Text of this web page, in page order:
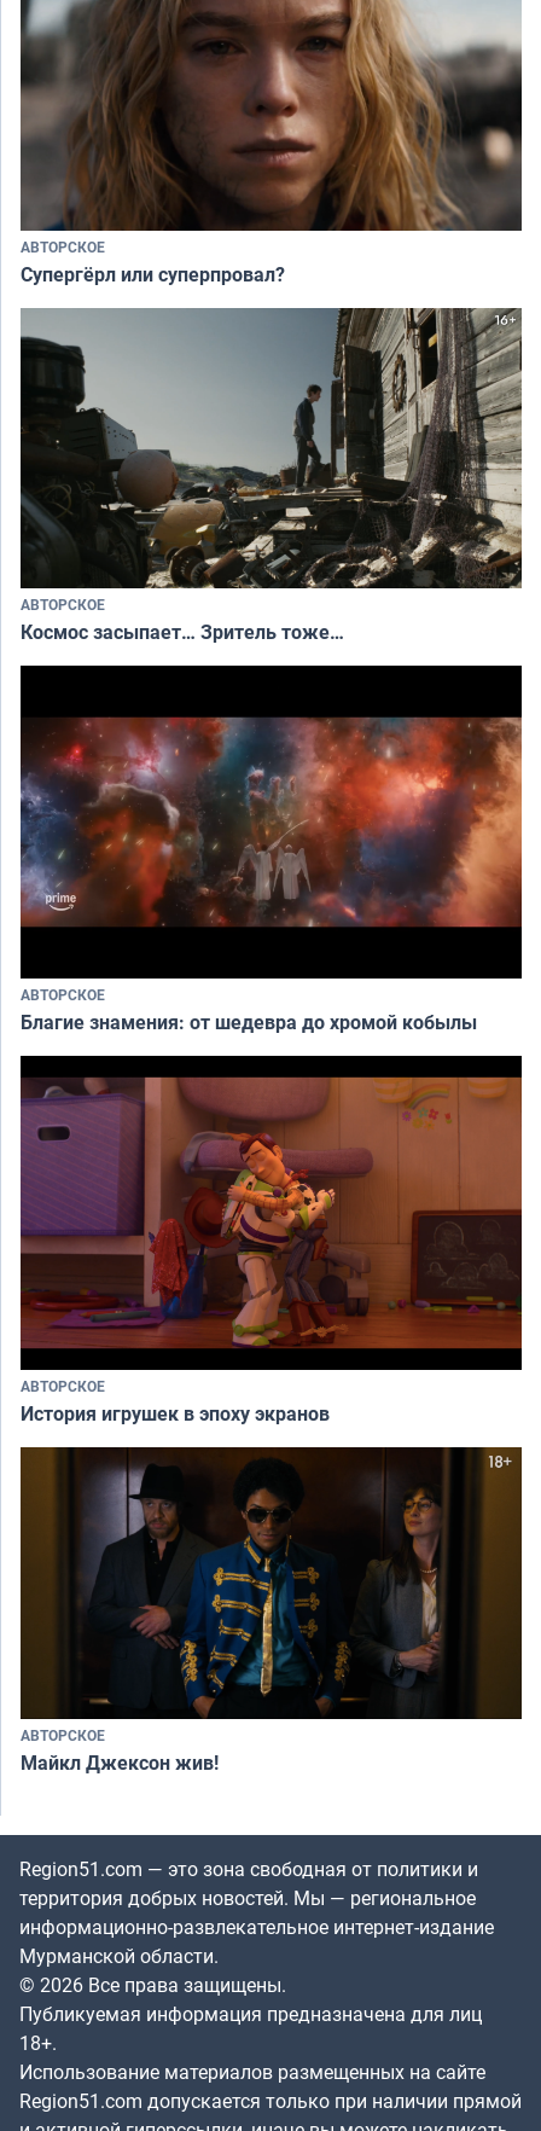
АВТОРСКОЕ
Супергёрл или суперпровал?
АВТОРСКОЕ
Космос засыпает… Зритель тоже…
АВТОРСКОЕ
Благие знамения: от шедевра до хромой кобылы
АВТОРСКОЕ
История игрушек в эпоху экранов
АВТОРСКОЕ
Майкл Джексон жив!
Region51.com — это зона свободная от политики и
территория добрых новостей. Мы — региональное
информационно-развлекательное интернет-издание
Мурманской области.
© 2026 Все права защищены.
Публикуемая информация предназначена для лиц
18+.
Использование материалов размещенных на сайте
Region51.com допускается только при наличии прямой